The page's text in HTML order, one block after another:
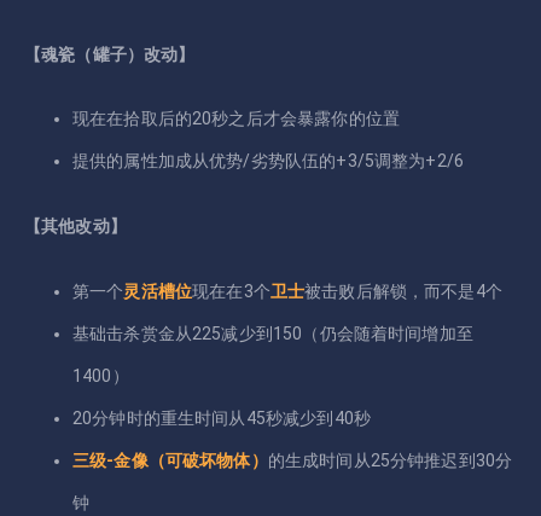
【魂瓷（罐子）改动】
现在在拾取后的20秒之后才会暴露你的位置
提供的属性加成从优势/劣势队伍的+3/5调整为+2/6
【其他改动】
第一个灵活槽位现在在3个卫士被击败后解锁，而不是4个
基础击杀赏金从225减少到150（仍会随着时间增加至
1400）
20分钟时的重生时间从45秒减少到40秒
三级-金像（可破坏物体） 的生成时间从25分钟推迟到30分
钟